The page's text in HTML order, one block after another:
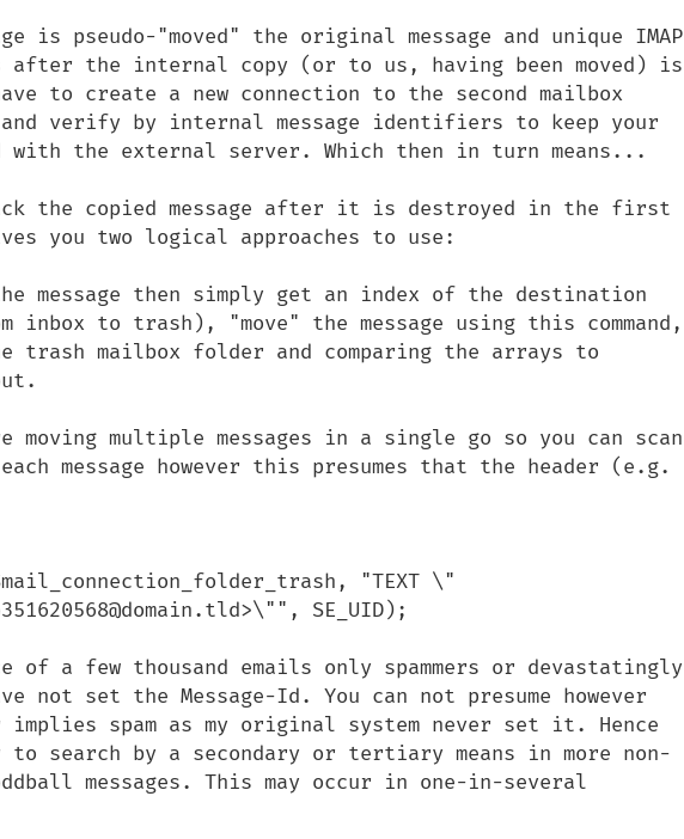
is pseudo-"moved" the original message and unique IMAP
after the internal copy (or to us, having been moved) is
to create a new connection to the second mailbox
verify by internal message identifiers to keep your
with the external server. Which then in turn means...
the copied message after it is destroyed in the first
you two logical approaches to use:
message then simply get an index of the destination
inbox to trash), "move" the message using this command,
trash mailbox folder and comparing the arrays to
multiple messages in a single go so you can scan
message however this presumes that the header (e.g.
"TEXT \"
SE_UID);
of a few thousand emails only spammers or devastatingly
not set the Message-Id. You can not presume however
implies spam as my original system never set it. Hence
to search by a secondary or tertiary means in more non-
messages. This may occur in one-in-several